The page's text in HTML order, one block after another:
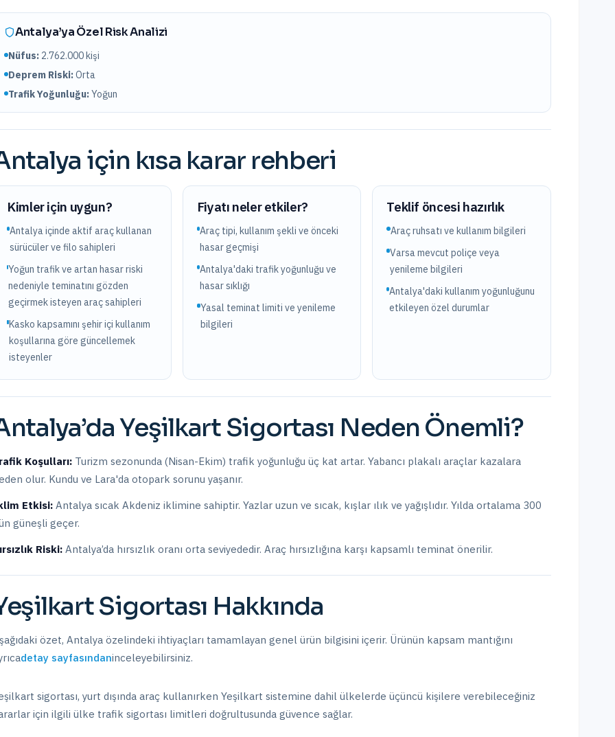
Antalya’ya Özel Risk Analizi
Nüfus: 2.762.000kişi
Deprem Riski:Orta
Trafik Yoğunluğu:Yoğun
için kısa karar rehberi
Kimler için uygun?
Antalya içinde aktif araç kullanan
sürücüler ve filo sahipleri
Yoğun trafik ve artan hasar riski
nedeniyle teminatını gözden
geçirmek isteyen araç sahipleri
Kasko kapsamını şehir içi kullanım
koşullarına göre güncellemek
isteyenler
Fiyatı neler etkiler?
Araç tipi, kullanım şekli ve önceki
hasar geçmişi
Antalya'daki trafik yoğunluğu ve
hasar sıklığı
Yasal teminat limiti ve yenileme
bilgileri
Teklif öncesi hazırlık
Araç ruhsatı ve kullanım bilgileri
Varsa mevcut poliçe veya
yenileme bilgileri
Antalya'daki kullanım yoğunluğunu
etkileyen özel durumlar
’daYeşilkart Sigortası Neden Önemli?
Koşulları: Turizm sezonunda (Nisan-Ekim) trafik yoğunluğu üç kat artar. Yabancı plakalı araçlar kazalara
olur. Kundu ve Lara'da otopark sorunu yaşanır.
Etkisi: Antalya sıcak Akdeniz iklimine sahiptir. Yazlar uzun ve sıcak, kışlar ılık ve yağışlıdır. Yılda ortalama 300
güneşli geçer.
Riski: Antalya’da hırsızlık oranı orta seviyededir. Araç hırsızlığına karşı kapsamlı teminat önerilir.
Sigortası Hakkında
özet, Antalya özelindeki ihtiyaçları tamamlayan genel ürün bilgisini içerir. Ürünün kapsam mantığını
detay sayfasındaninceleyebilirsiniz.
sigortası, yurt dışında araç kullanırken Yeşilkart sistemine dahil ülkelerde üçüncü kişilere verebileceğiniz
için ilgili ülke trafik sigortası limitleri doğrultusunda güvence sağlar.